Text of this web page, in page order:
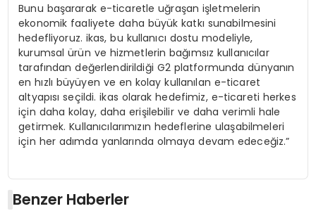
Bunu başararak e-ticaretle uğraşan işletmelerin
ekonomik faaliyete daha büyük katkı sunabilmesini
hedefliyoruz. ikas, bu kullanıcı dostu modeliyle,
kurumsal ürün ve hizmetlerin bağımsız kullanıcılar
tarafından değerlendirildiği G2 platformunda dünyanın
en hızlı büyüyen ve en kolay kullanılan e-ticaret
altyapısı seçildi. ikas olarak hedefimiz, e-ticareti herkes
için daha kolay, daha erişilebilir ve daha verimli hale
getirmek. Kullanıcılarımızın hedeflerine ulaşabilmeleri
için her adımda yanlarında olmaya devam edeceğiz.”
Benzer Haberler